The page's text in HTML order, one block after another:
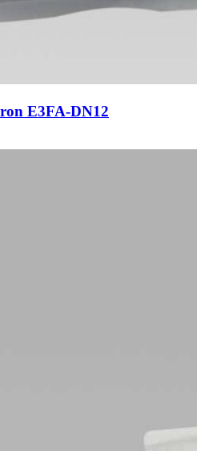
E3FA-DN12